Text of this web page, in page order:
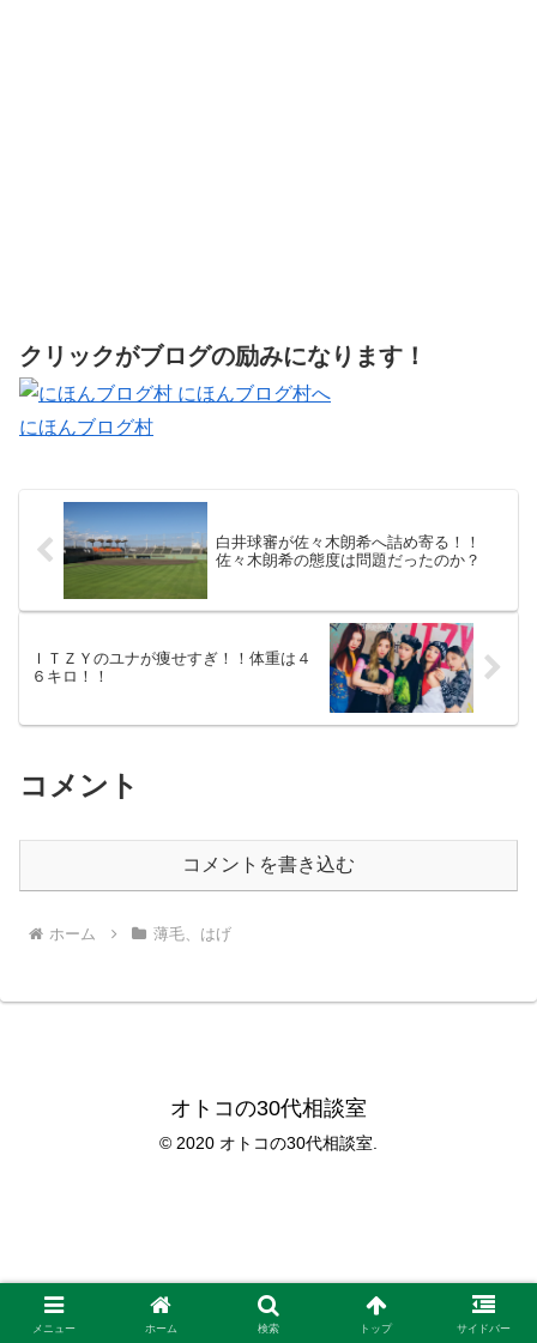
クリックがブログの励みになります！
にほんブログ村
白井球審が佐々木朗希へ詰め寄る！！
佐々木朗希の態度は問題だったのか？
ＩＴＺＹのユナが痩せすぎ！！体重は４
６キロ！！
コメント
コメントを書き込む
ホーム 薄毛、はげ
オトコの30代相談室
© 2020 オトコの30代相談室.
メニュー ホーム 検索 トップ サイドバー